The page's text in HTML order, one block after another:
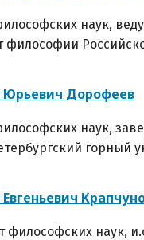
наук,
философии
Дорофеев
наук,
горный
философских наук,